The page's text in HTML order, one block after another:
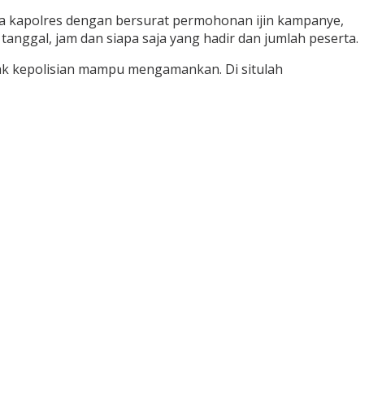
kapolres dengan bersurat permohonan ijin kampanye,
jam dan siapa saja yang hadir dan jumlah peserta.
kepolisian mampu mengamankan. Di situlah